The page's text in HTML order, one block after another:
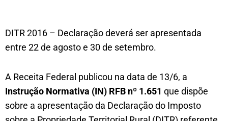
DITR 2016 – Declaração deverá ser apresentada
entre 22 de agosto e 30 de setembro.
A Receita Federal publicou na data de 13/6, a
Instrução Normativa (IN) RFB nº 1.651 que dispõe
sobre a apresentação da Declaração do Imposto